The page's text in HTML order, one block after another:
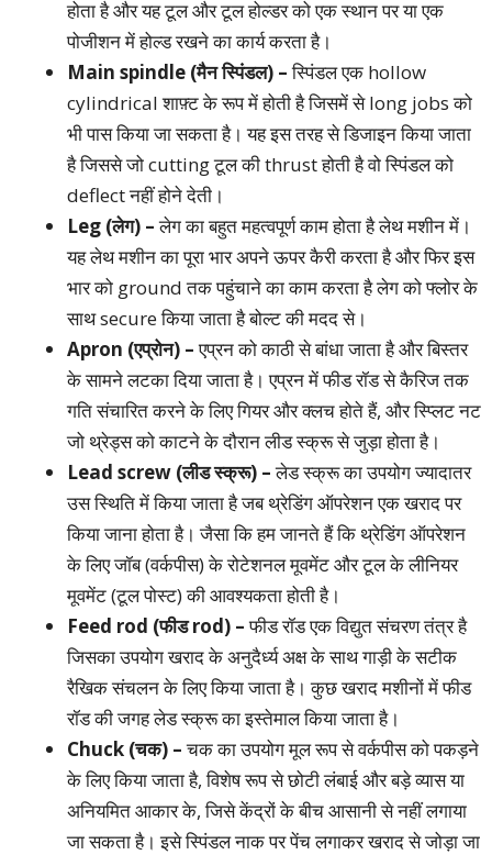
होता है और यह टूल और टूल होल्डर को एक स्थान पर या एक
पोजीशन में होल्ड रखने का कार्य करता है।
Main spindle (मैन स्पिंडल) –स्पिंडल एक hollow
cylindrical शाफ़्ट के रूप में होती है जिसमें से long jobs को
भी पास किया जा सकता है। यह इस तरह से डिजाइन किया जाता
है जिससे जो cutting टूल की thrust होती है वो स्पिंडल को
deflect नहीं होने देती।
Leg (लेग) –लेग का बहुत महत्वपूर्ण काम होता है लेथ मशीन में।
यह लेथ मशीन का पूरा भार अपने ऊपर कैरी करता है और फिर इस
भार को ground तक पहुंचाने का काम करता है लेग को फ्लोर के
साथ secure किया जाता है बोल्ट की मदद से।
Apron (एप्रोन) –एप्रन को काठी से बांधा जाता है और बिस्तर
के सामने लटका दिया जाता है। एप्रन में फीड रॉड से कैरिज तक
गति संचारित करने के लिए गियर और क्लच होते हैं, और स्प्लिट नट
जो थ्रेड्स को काटने के दौरान लीड स्क्रू से जुड़ा होता है।
Lead screw (लीड स्क्रू) –लेड स्क्रू का उपयोग ज्यादातर
उस स्थिति में किया जाता है जब थ्रेडिंग ऑपरेशन एक खराद पर
किया जाना होता है। जैसा कि हम जानते हैं कि थ्रेडिंग ऑपरेशन
के लिए जॉब (वर्कपीस) के रोटेशनल मूवमेंट और टूल के लीनियर
मूवमेंट (टूल पोस्ट) की आवश्यकता होती है।
Feed rod (फीड rod) –फीड रॉड एक विद्युत संचरण तंत्र है
जिसका उपयोग खराद के अनुदैर्ध्य अक्ष के साथ गाड़ी के सटीक
रैखिक संचलन के लिए किया जाता है। कुछ खराद मशीनों में फीड
रॉड की जगह लेड स्क्रू का इस्तेमाल किया जाता है।
Chuck (चक) –चक का उपयोग मूल रूप से वर्कपीस को पकड़ने
के लिए किया जाता है, विशेष रूप से छोटी लंबाई और बड़े व्यास या
अनियमित आकार के, जिसे केंद्रों के बीच आसानी से नहीं लगाया
जा सकता है। इसे स्पिंडल नाक पर पेंच लगाकर खराद से जोड़ा जा